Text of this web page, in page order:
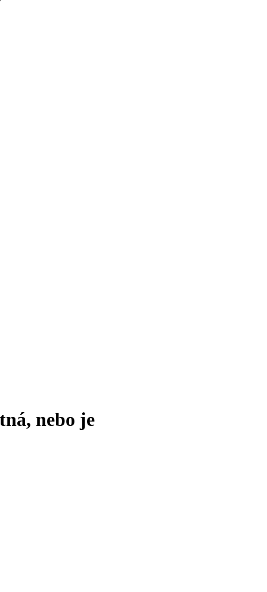
nebo je